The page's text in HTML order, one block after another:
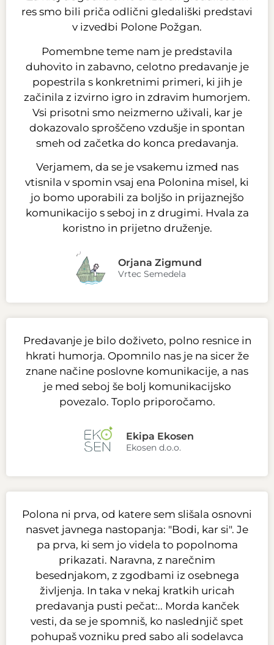
res smo bili priča odlični gledališki predstavi
v izvedbi Polone Požgan.
Pomembne teme nam je predstavila
duhovito in zabavno, celotno predavanje je
popestrila s konkretnimi primeri, ki jih je
začinila z izvirno igro in zdravim humorjem.
Vsi prisotni smo neizmerno uživali, kar je
dokazovalo sproščeno vzdušje in spontan
smeh od začetka do konca predavanja.
Verjamem, da se je vsakemu izmed nas
vtisnila v spomin vsaj ena Polonina misel, ki
jo bomo uporabili za boljšo in prijaznejšo
komunikacijo s seboj in z drugimi. Hvala za
koristno in prijetno druženje.
Orjana Zigmund
Vrtec Semedela
Predavanje je bilo doživeto, polno resnice in
hkrati humorja. Opomnilo nas je na sicer že
znane načine poslovne komunikacije, a nas
je med seboj še bolj komunikacijsko
povezalo. Toplo priporočamo.
Ekipa Ekosen
Ekosen d.o.o.
Polona ni prva, od katere sem slišala osnovni
nasvet javnega nastopanja: "Bodi, kar si". Je
pa prva, ki sem jo videla to popolnoma
prikazati. Naravna, z narečnim
besednjakom, z zgodbami iz osebnega
življenja. In taka v nekaj kratkih uricah
predavanja pusti pečat:.. Morda kanček
vesti, da se je spomniš, ko naslednjič spet
pohupaš vozniku pred sabo ali sodelavca